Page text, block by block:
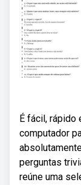
É fácil, rápido
computador
perguntas
reúne uma